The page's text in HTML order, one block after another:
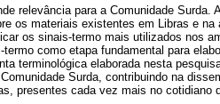
relevância para a Comunidade
os materiais existentes em Libras e
os sinais-termo mais utilizados nos
como etapa fundamental para
terminológica elaborada nesta
Surda, contribuindo na
presentes cada vez mais no cotidiano